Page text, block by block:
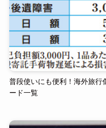
普段使いにも便利！海外旅行
ード一覧